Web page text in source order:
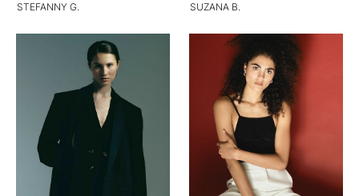
STEFANNY G. SUZANA B.